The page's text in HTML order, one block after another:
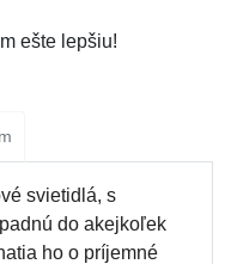
ešte lepšiu!
svietidlá, s
do akejkoľek
ho o príjemné